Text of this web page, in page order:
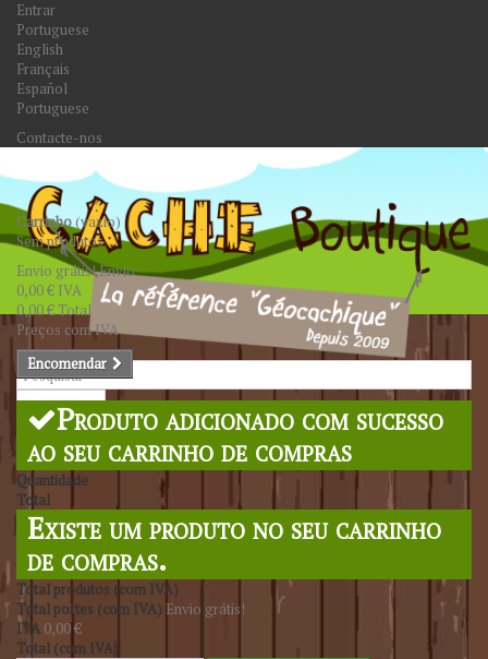
Entrar
Portuguese
English
Français
Español
Portuguese
Contacte-nos
Pesquisar
Carrinho(vazio)
Sem produtos
Envio grátis!Envio
0,00 € IVA
0,00 €Total
Preços com IVA
Encomendar
Produto adicionado com sucesso
ao seu carrinho de compras
Quantidade
Total
Existe um produto no seu carrinho
de compras.
Total produtos (com IVA)
Total portes (com IVA) Envio grátis!
IVA 0,00 €
Total (com IVA)